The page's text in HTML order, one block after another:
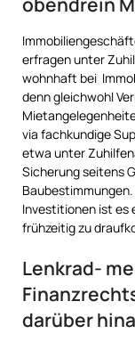
erfragen unter
wohnhaft bei
denn gleichwohl
via fachkundige
etwa unter
Sicherung seitens
Investitionen ist es
frühzeitig zu
Lenkrad-
darüber